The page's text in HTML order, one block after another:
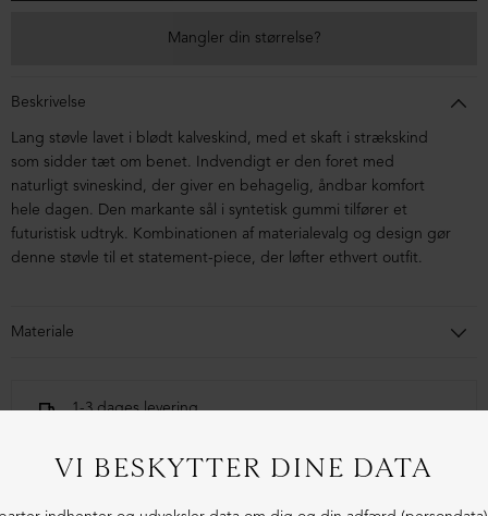
Mangler din størrelse?
Beskrivelse
Lang støvle lavet i blødt kalveskind, med et skaft i strækskind
som sidder tæt om benet. Indvendigt er den foret med
naturligt svineskind, der giver en behagelig, åndbar komfort
hele dagen. Den markante sål i syntetisk gummi tilfører et
futuristisk udtryk. Kombinationen af materialevalg og design gør
denne støvle til et statement-piece, der løfter ethvert outfit.
Materiale
1-3 dages levering
Fri fragt fra 1.000,- i DK (pakkeshop)